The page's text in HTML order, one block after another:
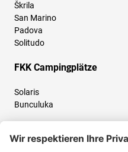
Škrila
San Marino
Padova
Solitudo
FKK Campingplätze
Solaris
Bunculuka
Folgen Sie uns und teilen